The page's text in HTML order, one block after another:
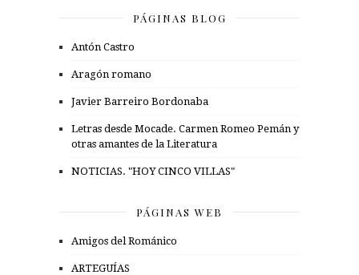
PÁGINAS BLOG
Antón Castro
Aragón romano
Javier Barreiro Bordonaba
Letras desde Mocade. Carmen Romeo Pemán y
otras amantes de la Literatura
NOTICIAS. "HOY CINCO VILLAS"
PÁGINAS WEB
Amigos del Románico
ARTEGUÍAS